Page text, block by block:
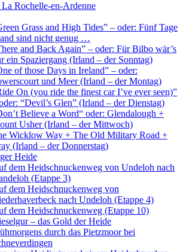
Rochelle-en-Ardenne
Grass and High Tides” – oder: Fünf Tage
sind nicht genug …
and Back Again” – oder: Für Bilbo wär’s
ein Spaziergang (Irland – der Sonntag)
of those Days in Ireland” – oder:
und Meer (Irland – der Montag)
On (you ride the finest car I’ve ever seen)”
“Devil’s Glen” (Irland – der Dienstag)
Believe a Word“ oder: Glendalough +
Usher (Irland – der Mittwoch)
Wicklow Way + The Old Military Road +
(Irland – der Donnerstag)
Heide
dem Heidschnuckenweg von Undeloh nach
(Etappe 3)
dem Heidschnuckenweg von
nach Undeloh (Etappe 4)
dem Heidschnuckenweg (Etappe 10)
– das Gold der Heide
durch das Pietzmoor bei